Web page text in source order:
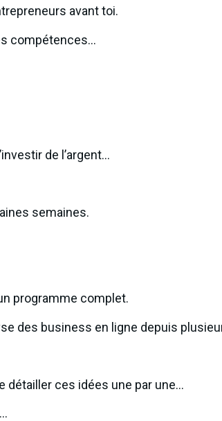
avant toi.
compétences…
de l’argent…
semaines.
programme complet.
des business en ligne depuis
détailler ces idées une par une…